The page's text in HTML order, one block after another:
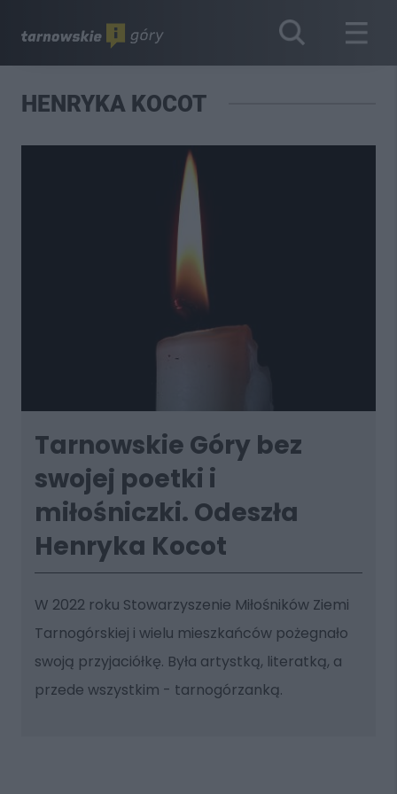
HENRYKA KOCOT
Tarnowskie Góry bez
swojej poetki i
miłośniczki. Odeszła
Henryka Kocot
W 2022 roku Stowarzyszenie Miłośników Ziemi
Tarnogórskiej i wielu mieszkańców pożegnało
swoją przyjaciółkę. Była artystką, literatką, a
przede wszystkim - tarnogórzanką.